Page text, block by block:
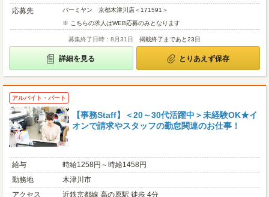
応募先
バーミヤン 京都木津川店＜171591＞
※ こちらの求人はWEB応募のみとなります
募集終了日時：8月31日 掲載終了まであと23日
詳細を見る とりあえず保存
アルバイト・パート
【事務Staff】＜20～30代活躍中＞未経験OK★イ
オンで請求やスタッフの勤怠関連のお仕事！
給与
時給1258円～時給1458円
勤務地
木津川市
アクセス
近鉄京都線 高の原駅 徒歩 4分